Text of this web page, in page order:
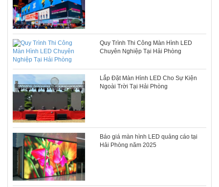
Quy Trình Thi Công Màn Hình LED
Chuyên Nghiệp Tại Hải Phòng
Lắp Đặt Màn Hình LED Cho Sự Kiện
Ngoài Trời Tại Hải Phòng
Báo giá màn hình LED quảng cáo tại
Hải Phòng năm 2025